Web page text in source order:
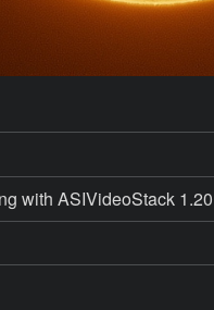
with ASIVideoStack 1.20